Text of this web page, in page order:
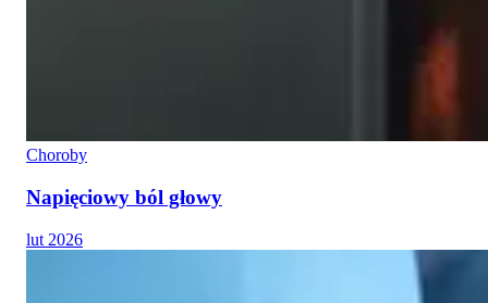
Choroby
Napięciowy ból głowy
lut 2026